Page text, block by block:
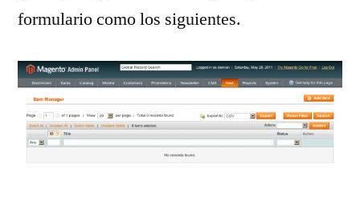
formulario como los siguientes.